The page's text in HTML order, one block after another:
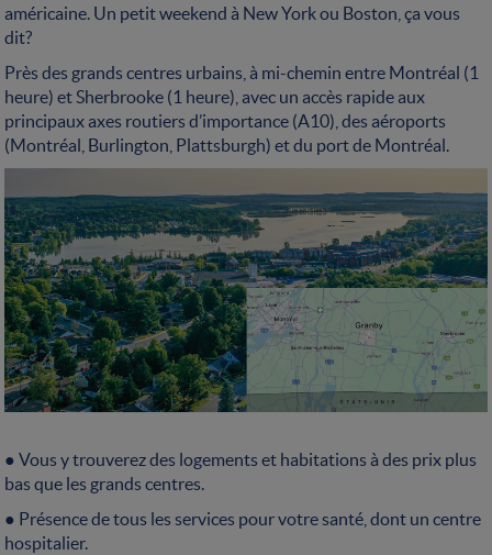
américaine. Un petit weekend à New York ou Boston, ça vous
dit?
Près des grands centres urbains, à mi-chemin entre Montréal (1
heure) et Sherbrooke (1 heure), avec un accès rapide aux
principaux axes routiers d’importance (A10), des aéroports
(Montréal, Burlington, Plattsburgh) et du port de Montréal.
● Vous y trouverez des logements et habitations à des prix plus
bas que les grands centres.
● Présence de tous les services pour votre santé, dont un centre
hospitalier.